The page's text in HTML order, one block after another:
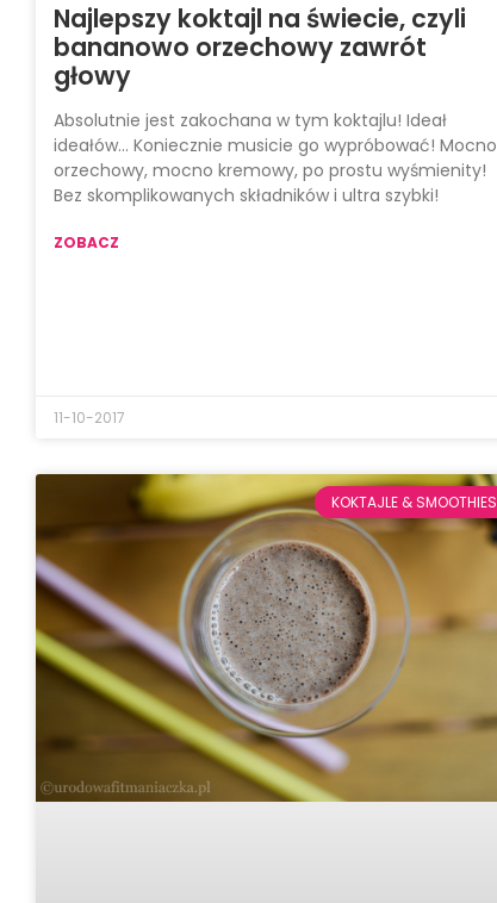
Najlepszy koktajl na świecie, czyli
bananowo orzechowy zawrót
głowy
Absolutnie jest zakochana w tym koktajlu! Ideał
ideałów… Koniecznie musicie go wypróbować! Mocno
orzechowy, mocno kremowy, po prostu wyśmienity!
Bez skomplikowanych składników i ultra szybki!
ZOBACZ
11-10-2017
KOKTAJLE & SMOOTHIES